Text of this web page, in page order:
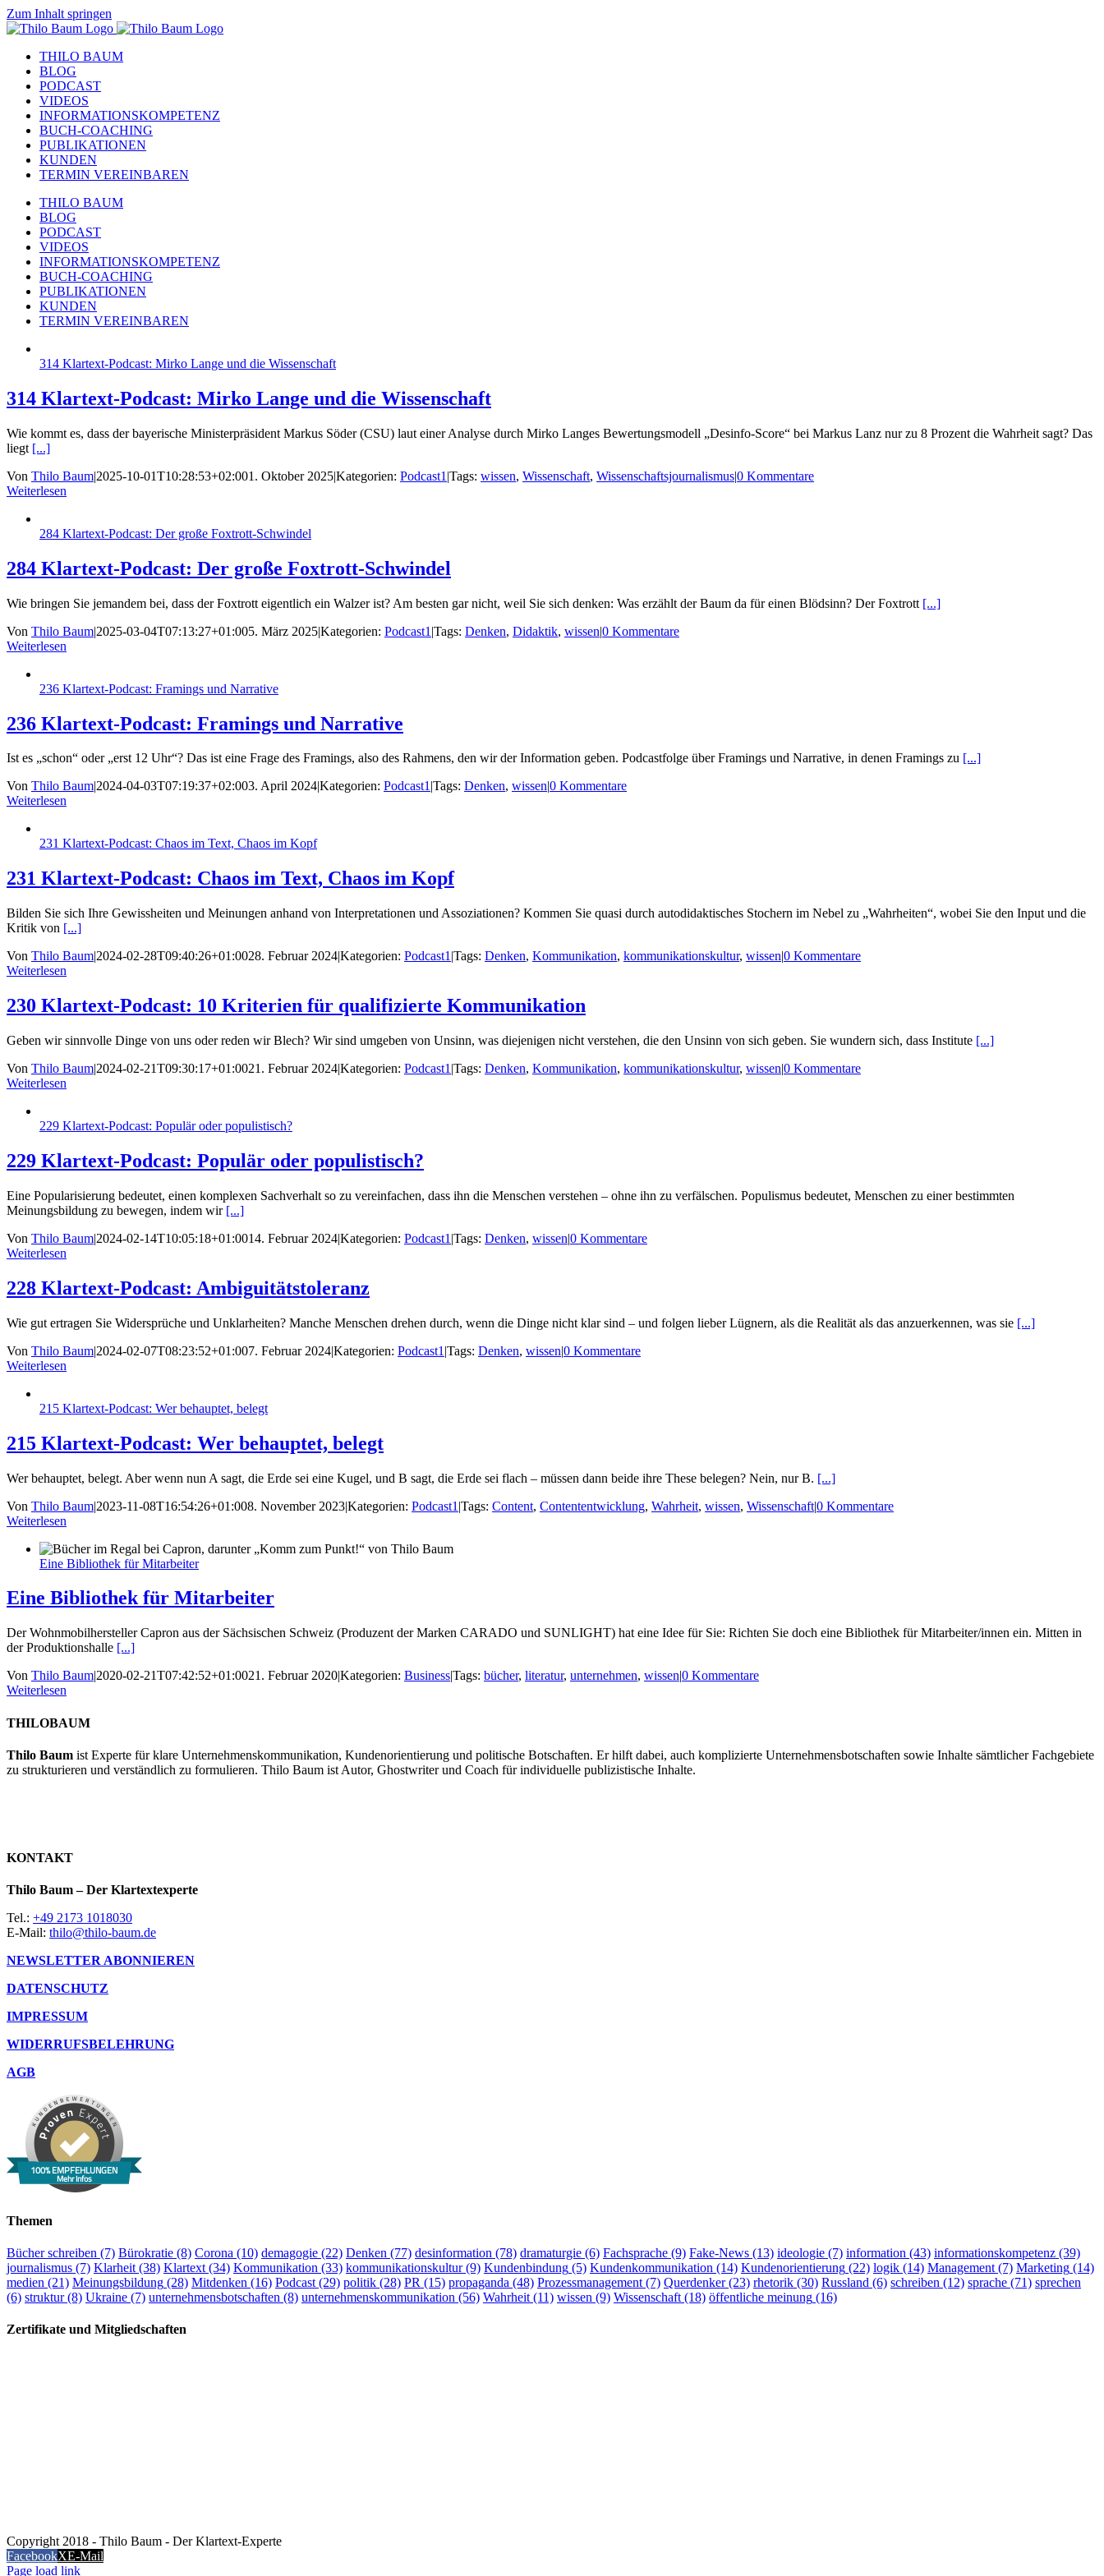
Zum Inhalt springen
THILO BAUM
BLOG
PODCAST
VIDEOS
INFORMATIONSKOMPETENZ
BUCH-COACHING
PUBLIKATIONEN
KUNDEN
TERMIN VEREINBAREN
THILO BAUM
BLOG
PODCAST
VIDEOS
INFORMATIONSKOMPETENZ
BUCH-COACHING
PUBLIKATIONEN
KUNDEN
TERMIN VEREINBAREN
314 Klartext-Podcast: Mirko Lange und die Wissenschaft
314 Klartext-Podcast: Mirko Lange und die Wissenschaft
Wie kommt es, dass der bayerische Ministerpräsident Markus Söder (CSU) laut einer Analyse durch Mirko Langes Bewertungsmodell „Desinfo-Score“ bei Markus Lanz nur zu 8 Prozent die Wahrheit sagt? Das
liegt [...]
Von Thilo Baum|2025-10-01T10:28:53+02:001. Oktober 2025|Kategorien: Podcast1 |Tags: wissen, Wissenschaft, Wissenschaftsjournalismus|0 Kommentare
Weiterlesen
284 Klartext-Podcast: Der große Foxtrott-Schwindel
284 Klartext-Podcast: Der große Foxtrott-Schwindel
Wie bringen Sie jemandem bei, dass der Foxtrott eigentlich ein Walzer ist? Am besten gar nicht, weil Sie sich denken: Was erzählt der Baum da für einen Blödsinn? Der Foxtrott [...]
Von Thilo Baum|2025-03-04T07:13:27+01:005. März 2025|Kategorien: Podcast1 |Tags: Denken, Didaktik, wissen|0 Kommentare
Weiterlesen
236 Klartext-Podcast: Framings und Narrative
236 Klartext-Podcast: Framings und Narrative
Ist es „schon“ oder „erst 12 Uhr“? Das ist eine Frage des Framings, also des Rahmens, den wir der Information geben. Podcastfolge über Framings und Narrative, in denen Framings zu [...]
Von Thilo Baum|2024-04-03T07:19:37+02:003. April 2024|Kategorien: Podcast1|Tags: Denken, wissen|0 Kommentare
Weiterlesen
231 Klartext-Podcast: Chaos im Text, Chaos im Kopf
231 Klartext-Podcast: Chaos im Text, Chaos im Kopf
Bilden Sie sich Ihre Gewissheiten und Meinungen anhand von Interpretationen und Assoziationen? Kommen Sie quasi durch autodidaktisches Stochern im Nebel zu „Wahrheiten“, wobei Sie den Input und die
Kritik von [...]
Von Thilo Baum|2024-02-28T09:40:26+01:0028. Februar 2024|Kategorien: Podcast1 |Tags: Denken, Kommunikation, kommunikationskultur, wissen|0 Kommentare
Weiterlesen
230 Klartext-Podcast: 10 Kriterien für qualifizierte Kommunikation
Geben wir sinnvolle Dinge von uns oder reden wir Blech? Wir sind umgeben von Unsinn, was diejenigen nicht verstehen, die den Unsinn von sich geben. Sie wundern sich, dass Institute [...]
Von Thilo Baum|2024-02-21T09:30:17+01:0021. Februar 2024|Kategorien: Podcast1 |Tags: Denken, Kommunikation, kommunikationskultur, wissen|0 Kommentare
Weiterlesen
229 Klartext-Podcast: Populär oder populistisch?
229 Klartext-Podcast: Populär oder populistisch?
Eine Popularisierung bedeutet, einen komplexen Sachverhalt so zu vereinfachen, dass ihn die Menschen verstehen – ohne ihn zu verfälschen. Populismus bedeutet, Menschen zu einer bestimmten
Meinungsbildung zu bewegen, indem wir [...]
Von Thilo Baum|2024-02-14T10:05:18+01:0014. Februar 2024|Kategorien: Podcast1 |Tags: Denken, wissen|0 Kommentare
Weiterlesen
228 Klartext-Podcast: Ambiguitätstoleranz
Wie gut ertragen Sie Widersprüche und Unklarheiten? Manche Menschen drehen durch, wenn die Dinge nicht klar sind – und folgen lieber Lügnern, als die Realität als das anzuerkennen, was sie [...]
Von Thilo Baum|2024-02-07T08:23:52+01:007. Februar 2024|Kategorien: Podcast1 |Tags: Denken, wissen|0 Kommentare
Weiterlesen
215 Klartext-Podcast: Wer behauptet, belegt
215 Klartext-Podcast: Wer behauptet, belegt
Wer behauptet, belegt. Aber wenn nun A sagt, die Erde sei eine Kugel, und B sagt, die Erde sei flach – müssen dann beide ihre These belegen? Nein, nur B. [...]
Von Thilo Baum|2023-11-08T16:54:26+01:008. November 2023|Kategorien: Podcast1 |Tags: Content, Contententwicklung, Wahrheit, wissen, Wissenschaft|0 Kommentare
Weiterlesen
Eine Bibliothek für Mitarbeiter
Eine Bibliothek für Mitarbeiter
Der Wohnmobilhersteller Capron aus der Sächsischen Schweiz (Produzent der Marken CARADO und SUNLIGHT) hat eine Idee für Sie: Richten Sie doch eine Bibliothek für Mitarbeiter/innen ein. Mitten in
der Produktionshalle [...]
Von Thilo Baum|2020-02-21T07:42:52+01:0021. Februar 2020|Kategorien: Business|Tags: bücher, literatur, unternehmen, wissen|0 Kommentare
Weiterlesen
THILOBAUM
Thilo Baum ist Experte für klare Unternehmenskommunikation, Kundenorientierung und politische Botschaften. Er hilft dabei, auch komplizierte Unternehmensbotschaften sowie Inhalte sämtlicher Fachgebiete
zu strukturieren und verständlich zu formulieren. Thilo Baum ist Autor, Ghostwriter und Coach für individuelle publizistische Inhalte.
KONTAKT
Thilo Baum – Der Klartextexperte
Tel.: +49 2173 1018030
E-Mail: thilo@thilo-baum.de
NEWSLETTER ABONNIEREN
DATENSCHUTZ
IMPRESSUM
WIDERRUFSBELEHRUNG
AGB
100% EMPFEHLUNGEN
Mehr Infos
Themen
Bücher schreiben (7) Bürokratie (8) Corona (10) demagogie (22) Denken (77) desinformation (78) dramaturgie (6) Fachsprache (9) Fake-News (13) ideologie (7) information (43) informationskompetenz (39)
journalismus (7) Klarheit (38) Klartext (34) Kommunikation (33) kommunikationskultur(9) Kundenbindung (5) Kundenkommunikation (14) Kundenorientierung (22) logik (14) Management (7) Marketing (14)
medien (21) Meinungsbildung (28) Mitdenken (16) Podcast (29) politik (28) PR (15) propaganda (48) Prozessmanagement (7) Querdenker(23) rhetorik (30) Russland (6) schreiben (12) sprache (71) sprechen
(6) struktur(8) Ukraine (7) unternehmensbotschaften (8) unternehmenskommunikation (56) Wahrheit (11) wissen (9) Wissenschaft (18) öffentliche meinung (16)
Zertifikate und Mitgliedschaften
Copyright 2018 - Thilo Baum - Der Klartext-Experte
FacebookXE-Mail
Page load link